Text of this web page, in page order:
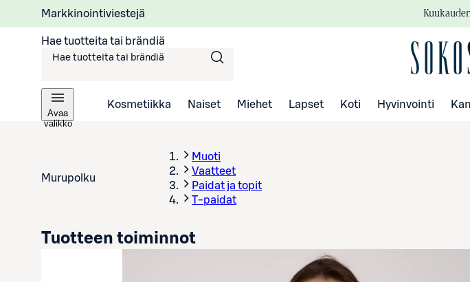
Markkinointiviestejä
Hae tuotteita tai brändiä
Avaa
valikko
Kosmetiikka Naiset Miehet Lapset Koti Hyvinvointi
Murupolku
Muoti
Vaatteet
Paidat ja topit
T-paidat
Tuotteen toiminnot